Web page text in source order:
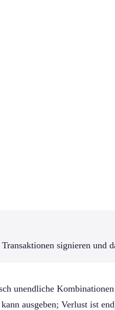
signieren
unendliche
ausgeben; Verlust ist